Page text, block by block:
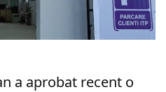
a aprobat recent o